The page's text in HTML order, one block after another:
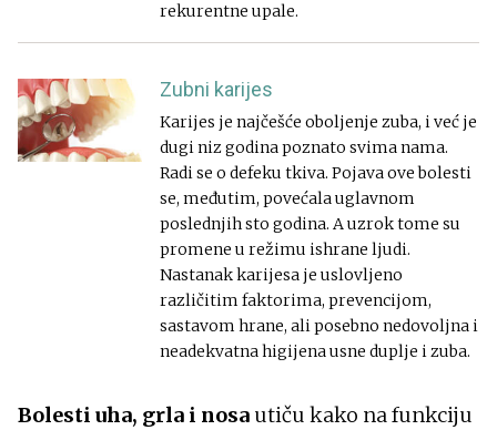
rekurentne upale.
Zubni karijes
Karijes je najčešće oboljenje zuba, i već je
dugi niz godina poznato svima nama.
Radi se o defeku tkiva. Pojava ove bolesti
se, međutim, povećala uglavnom
poslednjih sto godina. A uzrok tome su
promene u režimu ishrane ljudi.
Nastanak karijesa je uslovljeno
različitim faktorima, prevencijom,
sastavom hrane, ali posebno nedovoljna i
neadekvatna higijena usne duplje i zuba.
Bolesti uha, grla i nosa utiču kako na funkciju